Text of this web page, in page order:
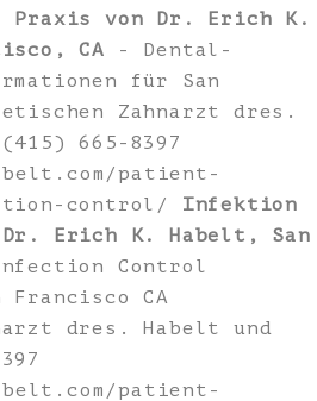
Praxis von Dr. Erich K.
CA - Dental-
für San
Zahnarzt dres.
665-8397
patient-
control/ Infektion
Erich K. Habelt, San
Control
CA
dres. Habelt und
patient-